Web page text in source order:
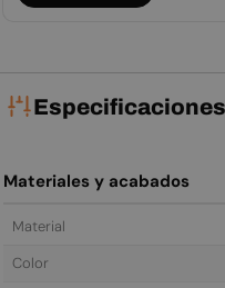
Materiales y acabados
Material
Color